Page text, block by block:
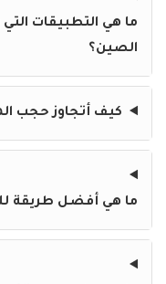
ما هي التطبيقات
الصين؟
كيف أتجاوز حجب
ما هي أفضل طريقة